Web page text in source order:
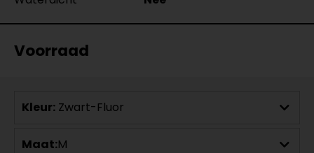
Voorraad
Kleur: Zwart-Fluor
Maat:M